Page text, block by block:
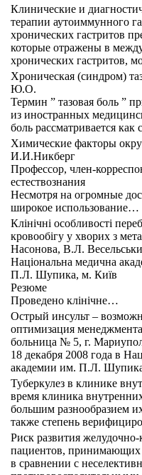
Клинические и
терапии аутоиммунного
хронических гастритов
которые отражены в
хронических гастритов,
Хроническая (синдром)
Ю.О.
Термин ” тазовая боль ”
из иностранных
боль рассматривается
Химические факторы
И.И.Никберг
Профессор, член-
естествознания
Несмотря на огромные
широкое использование…
Клінічні особливості
кровообігу у хворих з
Насонова, В.Л.
Національна медична
П.Л. Шупика, м. Київ
Резюме
Проведено клінічне…
Острый инсульт –
оптимизация
больница № 5, г.
18 декабря 2008 года в
академии им. П.Л. Шупика
Туберкулез в клинике
время клиника
большим разнообразием
также степень
Риск развития
пациентов, принимающих
в сравнении с